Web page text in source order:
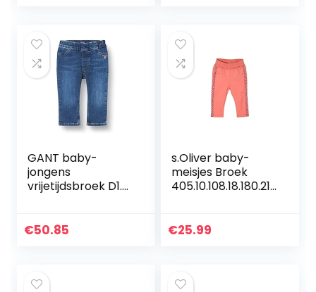
GANT baby-
jongens
vrijetijdsbroek D1.
€50.85
s.Oliver baby-
meisjes Broek
405.10.108.18.180.210
€25.99